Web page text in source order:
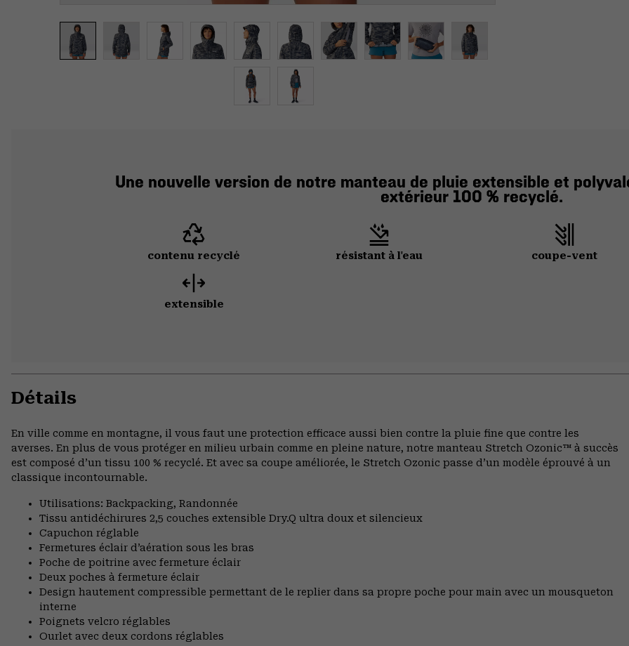
Une nouvelle version de notre manteau de pluie extensible et
extérieur 100 % recyclé.
contenu recyclé résistant à l'eau coupe-vent
extensible
Détails
En ville comme en montagne, il vous faut une protection efficace aussi bien contre la pluie fine que contre les
averses. En plus de vous protéger en milieu urbain comme en pleine nature, notre manteau Stretch Ozonic™ à succès
est composé d’un tissu 100 % recyclé. Et avec sa coupe améliorée, le Stretch Ozonic passe d’un modèle éprouvé à un
classique incontournable.
Utilisations: Backpacking, Randonnée
Tissu antidéchirures 2,5 couches extensible Dry.Q ultra doux et silencieux
Capuchon réglable
Fermetures éclair d’aération sous les bras
Poche de poitrine avec fermeture éclair
Deux poches à fermeture éclair
Design hautement compressible permettant de le replier dans sa propre poche pour main avec un mousqueton
interne
Poignets velcro réglables
Ourlet avec deux cordons réglables